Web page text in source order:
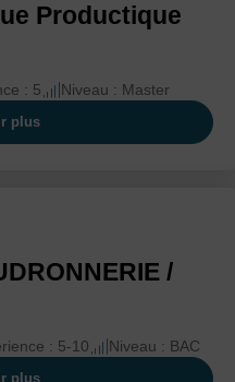
Productique
: 5 Niveau : Master
plus
/
: 5-10 Niveau : BAC
plus